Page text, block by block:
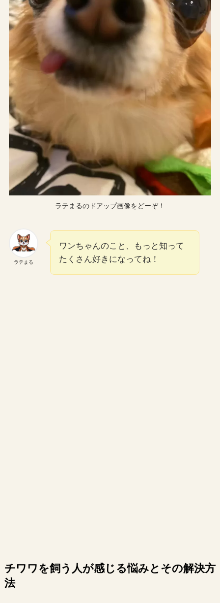
ラテまるのドアップ画像をどーぞ！
ラテまる
ワンちゃんのこと、もっと知って
たくさん好きになってね！
チワワを飼う人が感じる悩みとその解決方
法